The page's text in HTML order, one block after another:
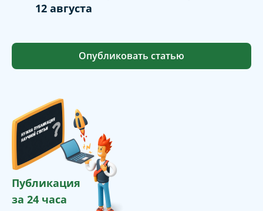
12 августа
Опубликовать статью
Публикация
за 24 часа